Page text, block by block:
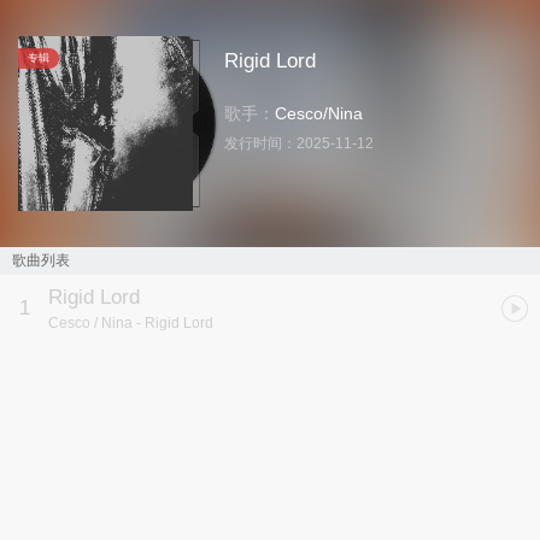
专辑 Rigid Lord
歌手： Cesco/Nina
发行时间： 2025-11-12
歌曲列表
1 Rigid Lord
Cesco / Nina - Rigid Lord